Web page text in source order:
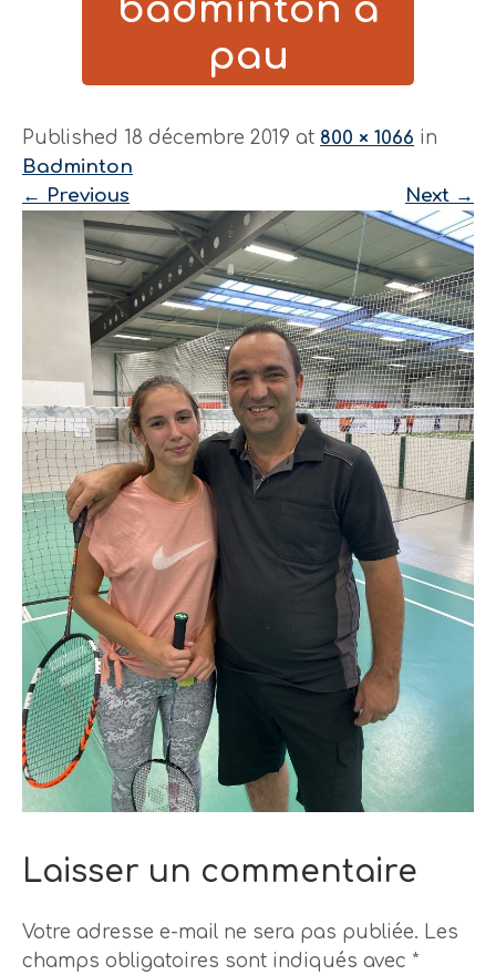
badminton à
pau
Published 18 décembre 2019 at 800 × 1066 in
Badminton
← Previous Next →
Laisser un commentaire
Votre adresse e-mail ne sera pas publiée. Les
champs obligatoires sont indiqués avec *